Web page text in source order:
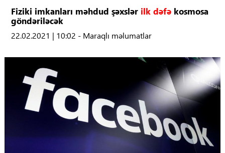
Fiziki imkanları məhdud şəxslər ilk dəfəkosmosa
göndəriləcək
22.02.2021 | 10:02 - Maraqlı məlumatlar